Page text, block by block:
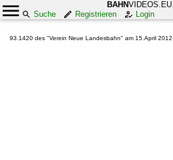
BAHNVIDEOS.EU
Suche
Registrieren Login
93.1420 des "Verein Neue Landesbahn" am 15.April